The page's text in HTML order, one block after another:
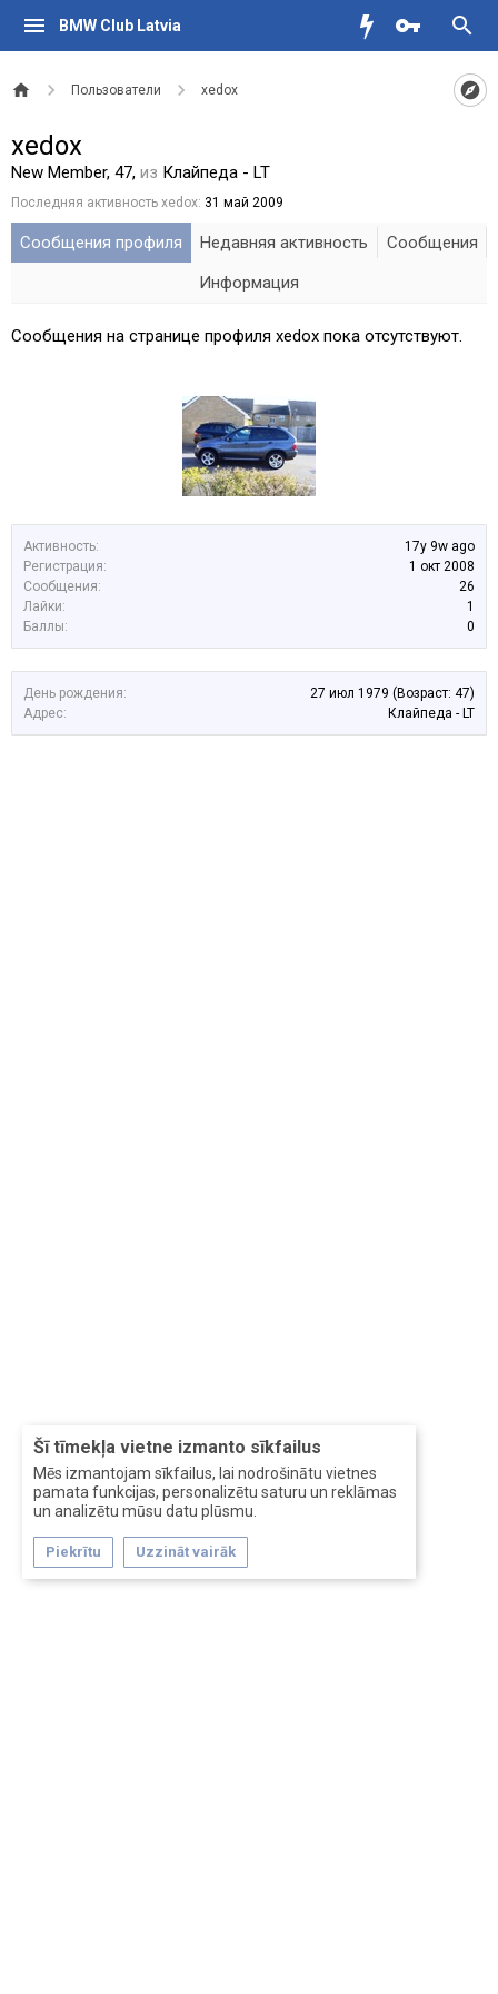
BMW Club Latvia
Пользователи xedox
Šī tīmekļa vietne izmanto sīkfailus
Mēs izmantojam sīkfailus, lai nodrošinātu vietnes
pamata funkcijas, personalizētu saturu un reklāmas
un analizētu mūsu datu plūsmu.
Piekrītu Uzzināt vairāk
Активность:
17y 9w ago
Регистрация:
1 окт 2008
Сообщения:
26
Лайки:
1
Баллы:
0
День рождения: 27 июл 1979 (Возраст: 47)
Адрес:
Клайпеда - LT
xedox
New Member, 47, из Клайпеда - LT
Последняя активность xedox: 31 май 2009
Сообщения профиля Недавняя активность
Сообщения
Информация
Сообщения на странице профиля xedox пока отсутствуют.